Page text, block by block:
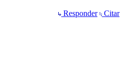
Responder
Citar